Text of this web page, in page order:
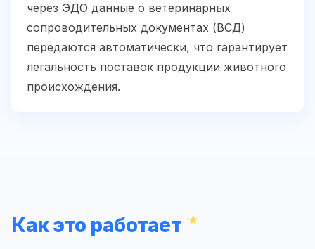
через ЭДО данные о ветеринарных
сопроводительных документах (ВСД)
передаются автоматически, что гарантирует
легальность поставок продукции животного
происхождения.
Как это работает